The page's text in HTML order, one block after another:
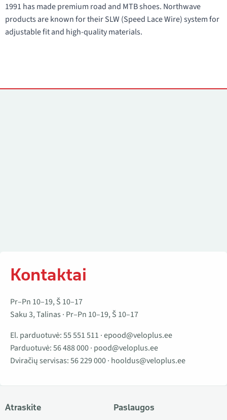
1991 has made premium road and MTB shoes. Northwave
products are known for their SLW (Speed Lace Wire) system for
adjustable fit and high-quality materials.
Kontaktai
Pr–Pn 10–19, Š 10–17
Saku 3, Talinas · Pr–Pn 10–19, Š 10–17
El. parduotuvė:55 551 511 ·epood@veloplus.ee
Parduotuvė:56 488 000· pood@veloplus.ee
Dviračių servisas:56 229 000· hooldus@veloplus.ee
Atraskite Paslaugos